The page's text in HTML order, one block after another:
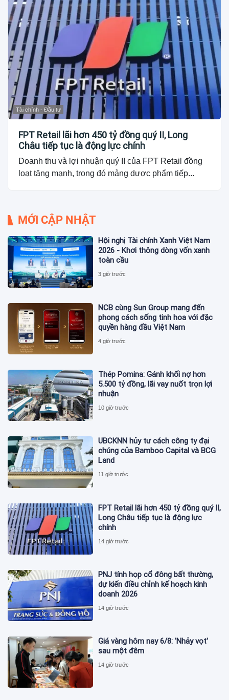
Tài chính - Đầu tư
FPT Retail lãi hơn 450 tỷ đồng quý II, Long
Châu tiếp tục là động lực chính
Doanh thu và lợi nhuận quý II của FPT Retail đồng
loạt tăng mạnh, trong đó mảng dược phẩm tiếp...
MỚI CẬP NHẬT
Hội nghị Tài chính Xanh Việt Nam
2026 - Khơi thông dòng vốn xanh
toàn cầu
3 giờ trước
NCB cùng Sun Group mang đến
phong cách sống tinh hoa với đặc
quyền hàng đầu Việt Nam
4 giờ trước
Thép Pomina: Gánh khối nợ hơn
5.500 tỷ đồng, lãi vay nuốt trọn lợi
nhuận
10 giờ trước
UBCKNN hủy tư cách công ty đại
chúng của Bamboo Capital và BCG
Land
11 giờ trước
FPT Retail lãi hơn 450 tỷ đồng quý II,
Long Châu tiếp tục là động lực
chính
14 giờ trước
PNJ tính họp cổ đông bất thường,
dự kiến điều chỉnh kế hoạch kinh
doanh 2026
14 giờ trước
Giá vàng hôm nay 6/8: 'Nhảy vọt'
sau một đêm
14 giờ trước